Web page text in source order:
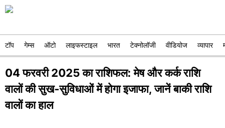
टॉप गेम्स ऑटो लाइफस्टाइल भारत टेक्नोलॉजी वीडियोज व्यापार
04 फरवरी 2025 का राशिफल: मेष और कर्क राशि
वालों की सुख-सुविधाओं में होगा इजाफा, जानें बाकी राशि
वालों का हाल